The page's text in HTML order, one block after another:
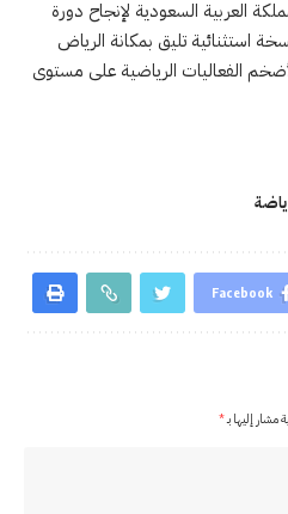
العربية السعودية لإنجاح دورة
استثنائية تليق بمكانة الرياض
الفعاليات الرياضية على مستوى
Facebook
مشار إليها بـ*